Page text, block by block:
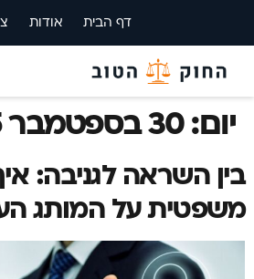
דף הבית אודות
יום:30 בספטמבר 2025
בין השראה לגניבה:
משפטית על המותג